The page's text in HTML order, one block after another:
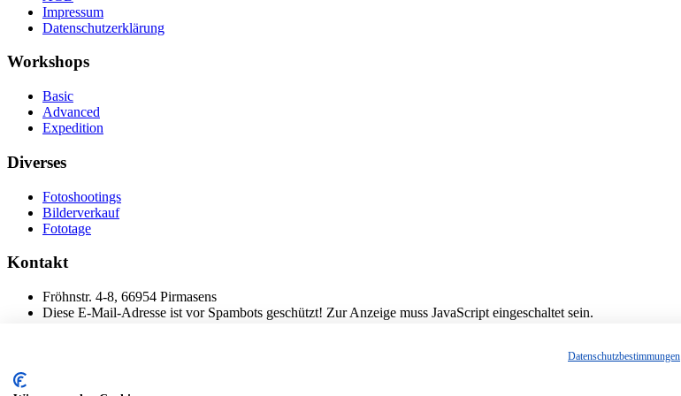
Impressum
Datenschutzerklärung
Workshops
Basic
Advanced
Expedition
Diverses
Fotoshootings
Bilderverkauf
Fototage
Kontakt
Fröhnstr. 4-8, 66954 Pirmasens
Diese E-Mail-Adresse ist vor Spambots geschützt! Zur Anzeige muss JavaScript eingeschaltet sein.
Datenschutzbestimmungen